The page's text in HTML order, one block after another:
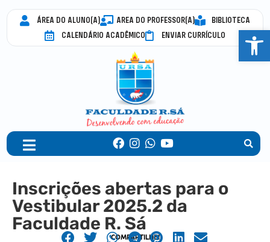
ÁREA DO ALUNO(A) AREA DO PROFESSOR(A)
BIBLIOTECA
CALENDÁRIO ACADÊMICO
ENVIAR CURRÍCULO
Inscrições abertas para o
Vestibular 2025.2 da
Faculdade R. Sá
COMPARTILHE!
Abrir